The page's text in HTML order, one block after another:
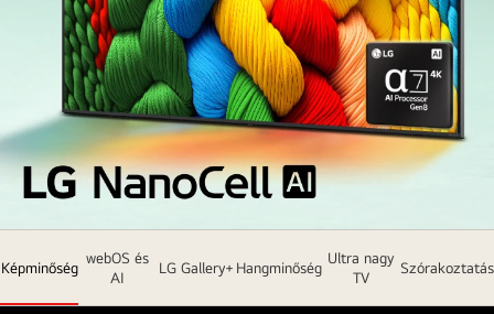
NanoCell
Képminőség
webOS és
AI
LG Gallery+ Hangminőség
Ultra nagy
TV
Szórakoztatás